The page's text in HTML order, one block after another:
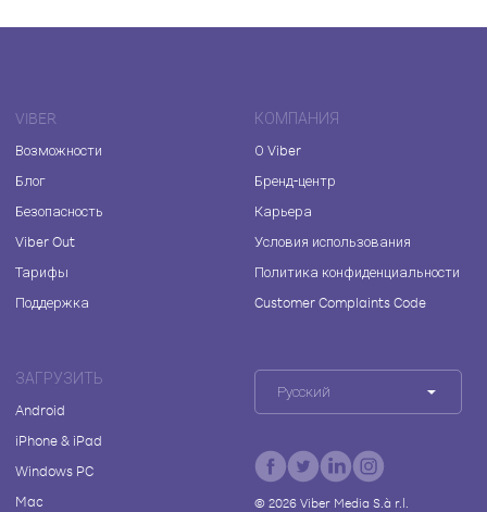
VIBER
Возможности
Блог
Безопасность
Viber Out
Тарифы
Поддержка
КОМПАНИЯ
О Viber
Бренд-центр
Карьера
Условия использования
Политика конфиденциальности
Customer Complaints Code
ЗАГРУЗИТЬ
Android
iPhone & iPad
Windows PC
Mac
Русский
© 2026Viber Media S.à r.l.